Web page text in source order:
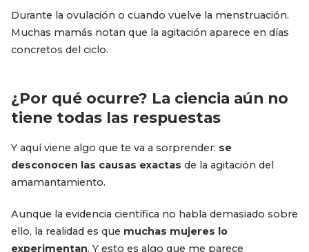
Durante la ovulación o cuando vuelve la menstruación.
Muchas mamás notan que la agitación aparece en días
concretos del ciclo.
¿Por qué ocurre? La ciencia aún no
tiene todas las respuestas
Y aquí viene algo que te va a sorprender: se
desconocen las causas exactas de la agitación del
amamantamiento.
Aunque la evidencia científica no habla demasiado sobre
ello, la realidad es que muchas mujeres lo
experimentan. Y esto es algo que me parece